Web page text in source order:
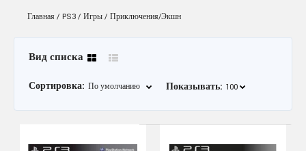
Главная PS3 Игры Приключения/Экшн
Вид списка
Сортировка: Показывать: